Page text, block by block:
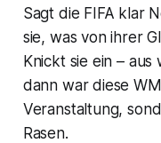
Sagt die FIFA klar
sie, was von ihrer
Knickt sie ein –
dann war diese
Veranstaltung,
Rasen.